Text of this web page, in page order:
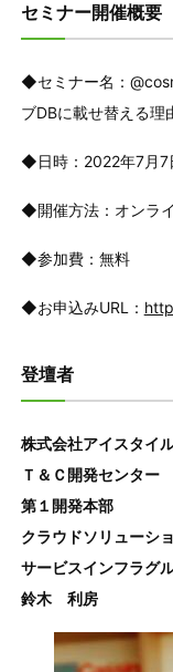
セミナー開催概要
◆セミナー名：
ブDBに載せ替える理
◆日時：2022年7月7
◆開催方法：オンラ
◆参加費：無料
◆お申込みURL：
登壇者
株式会社アイスタイ
Ｔ＆Ｃ開発センター
第１開発本部
クラウドソリューシ
サービスインフラグ
鈴木 利房